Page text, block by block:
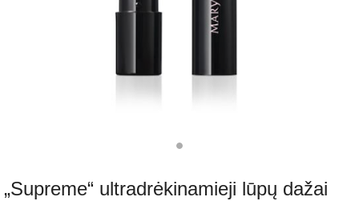
„Supreme“ ultradrėkinamieji lūpų dažai